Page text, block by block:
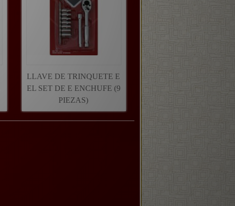
LLAVE DE TRINQUETE E
EL SET DE E ENCHUFE (9
PIEZAS)